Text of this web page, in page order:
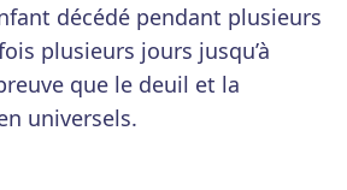
décédé pendant plusieurs
plusieurs jours jusqu’à
que le deuil et la
universels.